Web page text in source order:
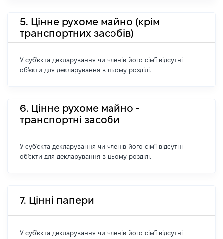
5. Цінне рухоме майно (крім
транспортних засобів)
У суб'єкта декларування чи членів його сім'ї відсутні
об'єкти для декларування в цьому розділі.
6. Цінне рухоме майно -
транспортні засоби
У суб'єкта декларування чи членів його сім'ї відсутні
об'єкти для декларування в цьому розділі.
7. Цінні папери
У суб'єкта декларування чи членів його сім'ї відсутні